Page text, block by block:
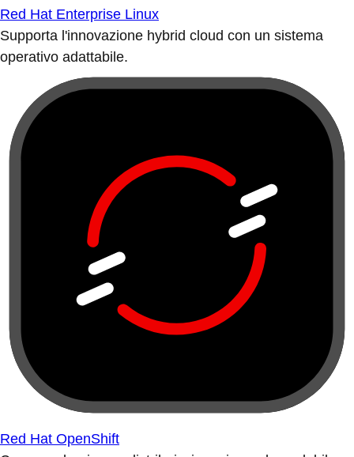
Red Hat Enterprise Linux
Supporta l'innovazione hybrid cloud con un sistema
operativo adattabile.
Red Hat OpenShift